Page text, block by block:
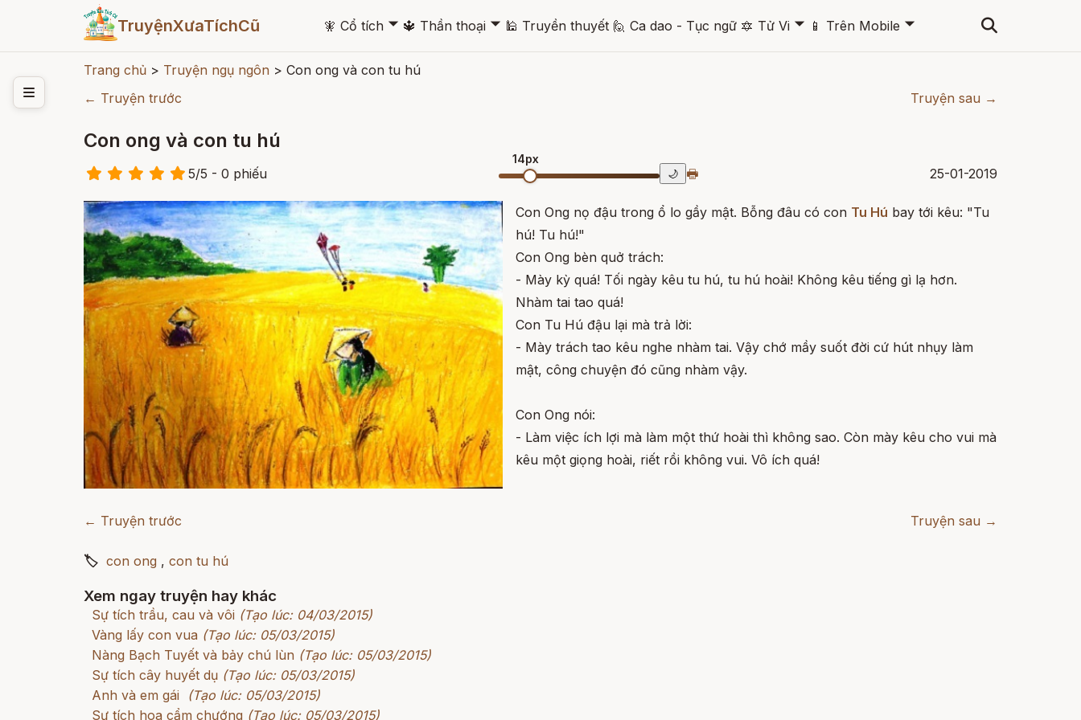
TruyệnXưaTíchCũ 🧚 Cổ tích 🞃 🔱 Thần thoại 🞃 🕌 Truyền thuyết 🙋 Ca dao - Tục ngữ 🔯 Tử Vi 🞃 📱 Trên Mobile 🞃
Trang chủ > Truyện ngụ ngôn > Con ong và con tu hú
← Truyện trước
Truyện sau →
Con ong và con tu hú
5/5 - 0 phiếu
14px
🌙 🖶 25-01-2019
Con Ong nọ đậu trong ổ lo gầy mật. Bỗng đâu có con Tu Hú bay tới kêu: "Tu
hú! Tu hú!"
Con Ong bèn quở trách:
- Mày kỳ quá! Tối ngày kêu tu hú, tu hú hoài! Không kêu tiếng gì lạ hơn.
Nhàm tai tao quá!
Con Tu Hú đậu lại mà trả lời:
- Mày trách tao kêu nghe nhàm tai. Vậy chớ mầy suốt đời cứ hút nhụy làm
mật, công chuyện đó cũng nhàm vậy.
Con Ong nói:
- Làm việc ích lợi mà làm một thứ hoài thì không sao. Còn mày kêu cho vui mà
kêu một giọng hoài, riết rồi không vui. Vô ích quá!
← Truyện trước Truyện sau →
🏷 con ong , con tu hú
Xem ngay truyện hay khác
Sự tích trầu, cau và vôi (Tạo lúc: 04/03/2015)
Vàng lấy con vua (Tạo lúc: 05/03/2015)
Nàng Bạch Tuyết và bảy chú lùn (Tạo lúc: 05/03/2015)
Sự tích cây huyết dụ (Tạo lúc: 05/03/2015)
Anh và em gái
(Tạo lúc: 05/03/2015)
Sự tích hoa cẩm chướng (Tạo lúc: 05/03/2015)